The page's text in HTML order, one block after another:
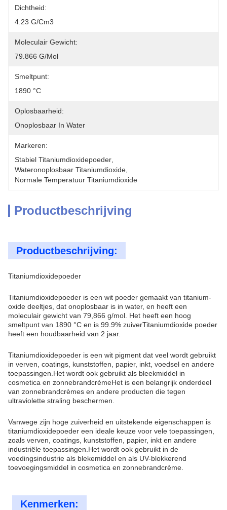
Dichtheid:
4.23 G/cm3
Moleculair Gewicht:
79.866 G/mol
Smeltpunt:
1890 °C
Oplosbaarheid:
Onoplosbaar In Water
Markeren:
Stabiel Titaniumdioxidepoeder
Wateronoplosbaar Titaniumdioxide
Normale Temperatuur Titaniumdioxide
Productbeschrijving
Productbeschrijving:
Titaniumdioxidepoeder
Titaniumdioxidepoeder is een wit poeder gemaakt van titanium-
oxide deeltjes, dat onoplosbaar is in water, en heeft een
moleculair gewicht van 79,866 g/mol. Het heeft een hoog
smeltpunt van 1890 °C en is 99.9% zuiverTitaniumdioxide poeder
heeft een houdbaarheid van 2 jaar.
Titaniumdioxidepoeder is een wit pigment dat veel wordt gebruikt
in verven, coatings, kunststoffen, papier, inkt, voedsel en andere
toepassingen.Het wordt ook gebruikt als bleekmiddel in
cosmetica en zonnebrandcrèmeHet is een belangrijk onderdeel
van zonnebrandcrèmes en andere producten die tegen
ultraviolette straling beschermen.
Vanwege zijn hoge zuiverheid en uitstekende eigenschappen is
titaniumdioxidepoeder een ideale keuze voor vele toepassingen,
zoals verven, coatings, kunststoffen, papier, inkt en andere
industriële toepassingen.Het wordt ook gebruikt in de
voedingsindustrie als blekemiddel en als UV-blokkerend
toevoegingsmiddel in cosmetica en zonnebrandcrème.
Kenmerken: